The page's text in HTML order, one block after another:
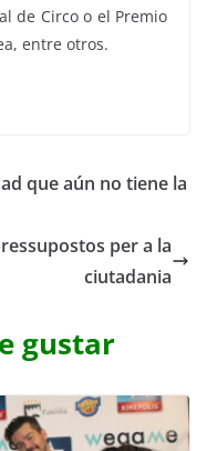
de Circo o el Premio
entre otros.
que aún no tiene la
per a la
ciutadania
gustar